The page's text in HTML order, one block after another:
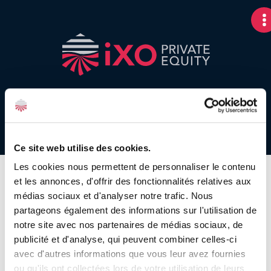
Ce site web utilise des cookies.
Les cookies nous permettent de personnaliser le contenu
et les annonces, d'offrir des fonctionnalités relatives aux
médias sociaux et d'analyser notre trafic. Nous
partageons également des informations sur l'utilisation de
notre site avec nos partenaires de médias sociaux, de
publicité et d'analyse, qui peuvent combiner celles-ci
avec d'autres informations que vous leur avez fournies
ou qu'ils ont collectées lors de votre utilisation de leurs
Lettre FIP iXO n°39
Un nouveau chapitre pour
iXO Private Equity
Après plus de 30 ans au sein d’iXO Private Equity,
Bruno de Cambiaire laisse la présidence à Olivier